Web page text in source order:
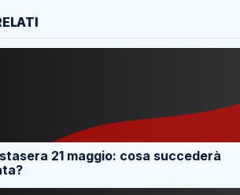
21 maggio: cosa succederà